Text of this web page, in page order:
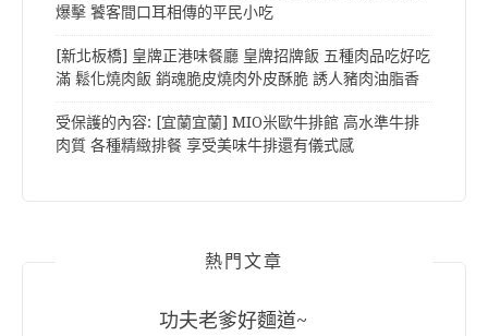
爆擊 饕客間口耳相傳的平民小吃
[新北板橋] 皇牌正港味餐廳 皇牌招牌飯 五種肉品吃好吃
滿 鬆化燒肉飯 銷魂脆皮燒肉外皮酥脆 誘人豬肉油脂香
受保護的內容: [宜蘭宜蘭] MIO米歐牛排館 高水準牛排
肉質 各種精緻排餐 享受美味牛排還有儀式感
熱門文章
功夫老爹好麵道~